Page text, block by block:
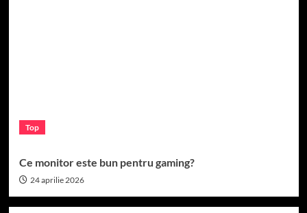
Top
Ce monitor este bun pentru gaming?
24 aprilie 2026